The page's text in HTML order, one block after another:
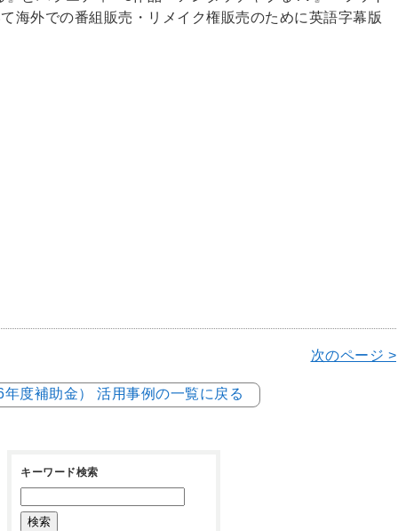
海外での番組販売・リメイク権販売のために英語字幕版
次のページ >
度補助金） 活用事例の一覧に戻る
キーワード検索